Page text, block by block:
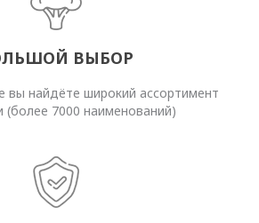
ВЫБОР
вы найдёте широкий ассортимент
(более 7000 наименований)